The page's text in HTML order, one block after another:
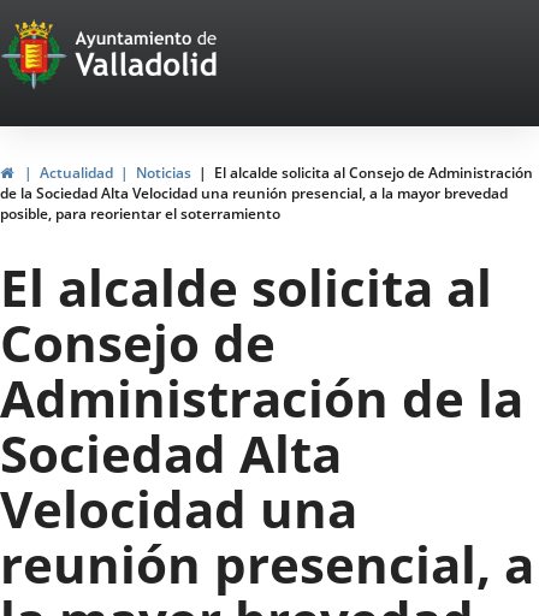
Portal
Web
del
Ayuntamiento
de
Valladolid
InicioActualidad Noticias
El alcalde solicita al Consejo de Administración
de la Sociedad Alta Velocidad una reunión presencial, a la mayor brevedad
posible, para reorientar el soterramiento
El alcalde solicita al
Consejo de
Administración de la
Sociedad Alta
Velocidad una
reunión presencial, a